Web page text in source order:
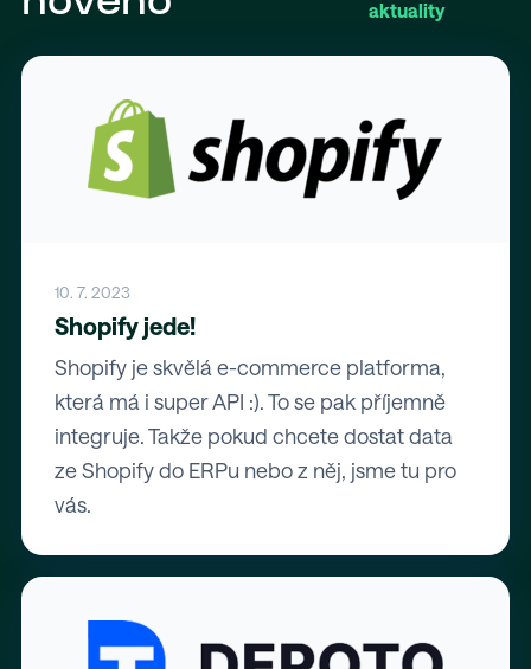
aktuality
10. 7. 2023
Shopify jede!
Shopify je skvělá e-commerce platforma,
která má i super API :). To se pak příjemně
integruje. Takže pokud chcete dostat data
ze Shopify do ERPu nebo z něj, jsme tu pro
vás.